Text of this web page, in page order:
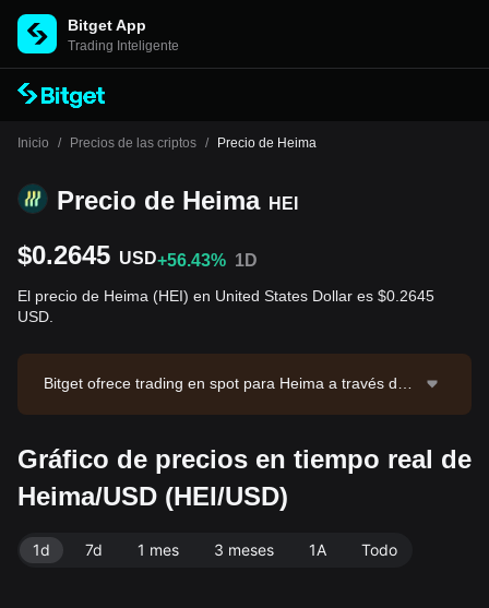
Bitget App
Trading Inteligente
Inicio / Precios de las criptos / Precio de Heima
Precio de Heima HEI
$0.2645 USD+56.43% 1D
El precio de Heima (HEI) en United States Dollar es $0.2645
USD.
Bitget ofrece trading en spot para Heima a través del
e $9,062,852.47. Heima tiene una capitalización de m
ercado de $21,528,825.77 y un suministro circulante
de 81.41M HEI. Fuente de datos: exchange Bitget. Últ
Gráfico de precios en tiempo real de
Heima/USD (HEI/USD)
1d 7d 1 mes 3 meses 1A Todo